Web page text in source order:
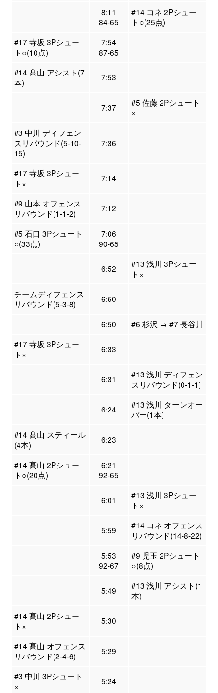
8:11
84-65
#14 コネ 2Pシュー
ト○(25点)
#17 寺坂 3Pシュー
ト○(10点)
7:54
87-65
#14 髙山 アシスト(7
本)
7:53
7:37
#5 佐藤 2Pシュート
×
#3 中川 ディフェン
スリバウンド(5-10-
15)
7:36
#17 寺坂 3Pシュー
ト×
7:14
#9 山本 オフェンス
リバウンド(1-1-2)
7:12
#5 石口 3Pシュート
○(33点)
7:06
90-65
6:52
#13 浅川 3Pシュー
ト×
チームディフェンス
リバウンド(5-3-8)
6:50
6:50
#6 杉沢 → #7 長谷川
#17 寺坂 3Pシュー
ト×
6:33
6:31
#13 浅川 ディフェン
スリバウンド(0-1-1)
6:24
#13 浅川 ターンオー
バー(1本)
#14 髙山 スティール
(4本)
6:23
#14 髙山 2Pシュー
ト○(20点)
6:21
92-65
6:01
#13 浅川 3Pシュー
ト×
5:59
#14 コネ オフェンス
リバウンド(14-8-22)
5:53
92-67
#9 児玉 2Pシュート
○(8点)
5:49
#13 浅川 アシスト(1
本)
#14 髙山 2Pシュー
ト×
5:30
#14 髙山 オフェンス
リバウンド(2-4-6)
5:29
#3 中川 3Pシュート
×
5:24